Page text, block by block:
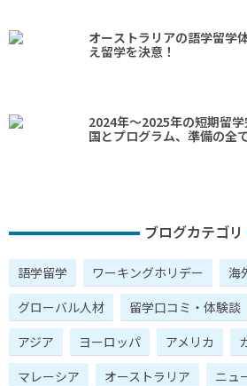
オーストラリアの語学留学
え留学を決意！
2024年～2025年の短期留
国とプログラム、準備の全
ブログカテゴリ
語学留学 ワーキングホリデー
海
グローバル人材
留学口コミ・体験談
アジア
ヨーロッパ アメリカ
マレーシア
オーストラリア
ニュ